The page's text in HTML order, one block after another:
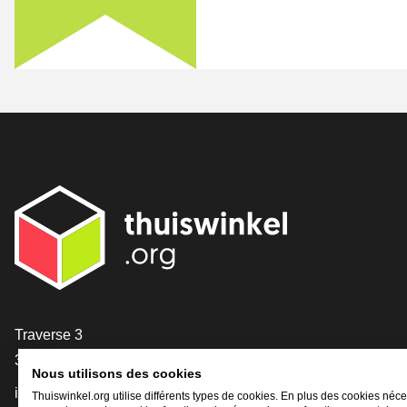
[_General:Contact]
Traverse 3
3905 NL Veenendaal
info@thuiswinkel.org
Nous utilisons des cookies
Thuiswinkel.org utilise différents types de cookies. En plus des cookies